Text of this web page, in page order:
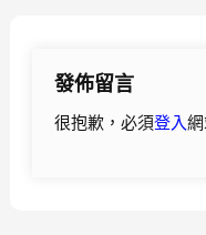
發佈留言
很抱歉，必須登入